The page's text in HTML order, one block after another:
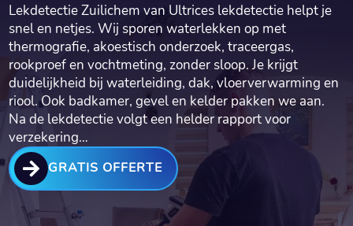
Lekdetectie Zuilichem van Ultrices lekdetectie helpt je
snel en netjes. Wij sporen waterlekken op met
thermografie, akoestisch onderzoek, traceergas,
rookproef en vochtmeting, zonder sloop. Je krijgt
duidelijkheid bij waterleiding, dak, vloerverwarming en
riool. Ook badkamer, gevel en kelder pakken we aan.
Na de lekdetectie volgt een helder rapport voor
verzekering…
 GRATIS OFFERTE